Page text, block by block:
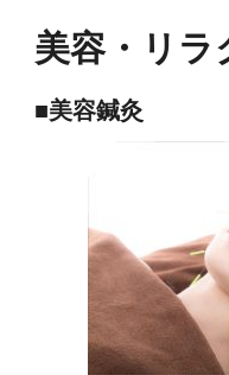
美容・リラ
■美容鍼灸